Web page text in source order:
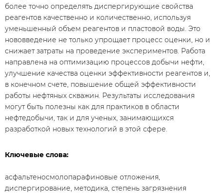
более точно определять диспергирующие свойства
реагентов качественно и количественно, используя
уменьшенный объем реагентов и пластовой воды. Это
нововведение не только упрощает процесс оценки, но и
снижает затраты на проведение экспериментов. Работа
направлена на оптимизацию процессов добычи нефти,
улучшение качества оценки эффективности реагентов и,
в конечном счете, повышение общей эффективности
работы нефтяных скважин. Результаты исследования
могут быть полезны как для практиков в области
нефтедобычи, так и для ученых, занимающихся
разработкой новых технологий в этой сфере.
Ключевые слова:
асфальтеносмолопарафиновые отложения,
диспергирование, методика, степень загрязнения